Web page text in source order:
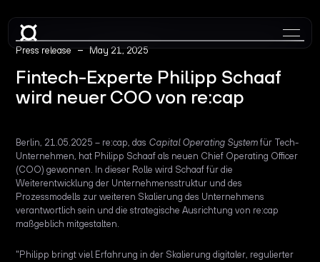
Press release – May 21, 2025
Fintech-Experte Philipp Schaaf
wird neuer COO von re:cap
Berlin, 21.05.2025 – re:cap, das Capital Operating System für Tech-
Unternehmen, hat Philipp Schaaf als neuen Chief Operating Officer
(COO) gewonnen. In dieser Rolle wird Schaaf für die
Weiterentwicklung der Unternehmensstruktur und des
Prozessmodells zur weiteren Skalierung des Unternehmens
verantwortlich sein und die strategische Ausrichtung von re:cap
maßgeblich mitgestalten.
"Philipp bringt viel Erfahrung in der Skalierung digitaler, regulierter